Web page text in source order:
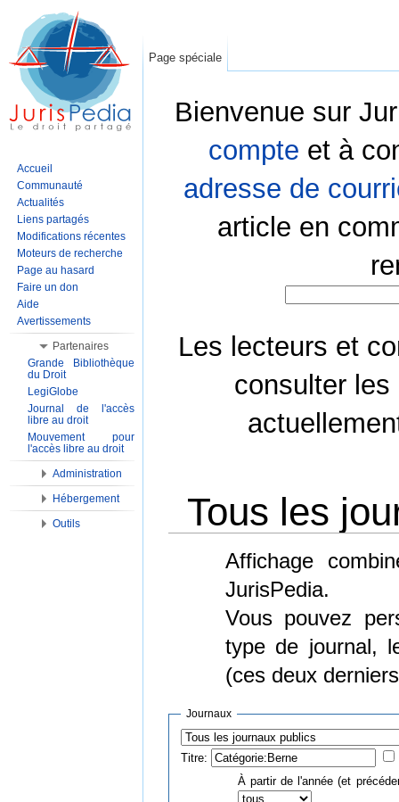
Bienvenue sur
compte et à
adresse de
article en
Les lecteurs et
consulter les
Tous les
Affichage
JurisPedia.
Vous pouvez
type de journal,
(ces deux
Journaux
Titre:
À partir de l'année (et
Page spéciale
Accueil
Communauté
Actualités
Liens partagés
Modifications récentes
Moteurs de recherche
Page au hasard
Faire un don
Aide
Avertissements
Partenaires
Grande Bibliothèque
du Droit
LegiGlobe
Journal de l'accès
libre au droit
Mouvement pour
l'accès libre au droit
Administration
Hébergement
Outils